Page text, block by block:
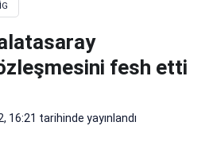
fesh etti
16:21 tarihinde yayınlandı